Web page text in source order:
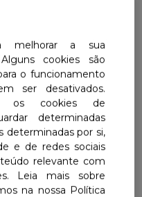
& Gingko
minerais para os
Centrum Júnior é
com vitaminas e
e
melhorar a sua
cookies são
o funcionamento
ser desativados.
os cookies de
determinadas
determinadas por si,
e de redes sociais
relevante com
Leia mais sobre
na nossa Política